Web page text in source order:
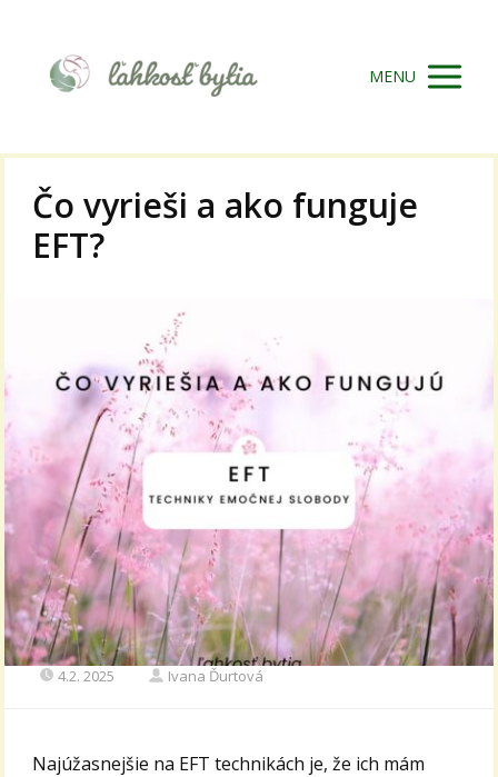
MENU
Čo vyrieši a ako funguje
EFT?
4.2. 2025 Ivana Ďurtová
Najúžasnejšie na EFT technikách je, že ich mám